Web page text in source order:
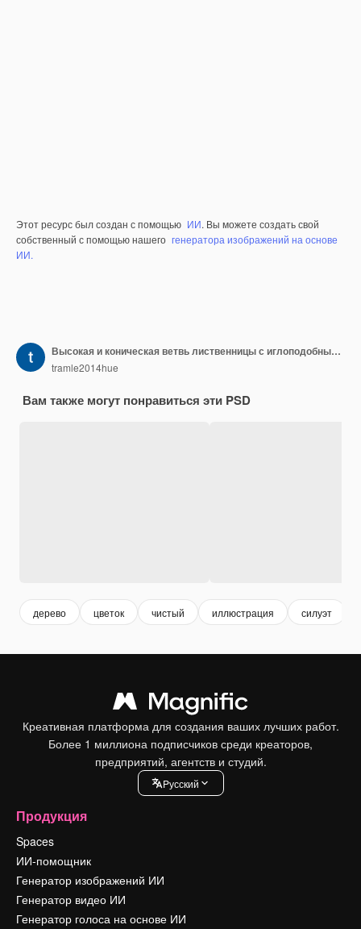
Этот ресурс был создан с помощью ИИ. Вы можете создать свой
собственный с помощью нашего генератора изображений на основе
ИИ.
Высокая и коническая ветвь лиственницы с иглоподобными листьями Небольшая изолированная ветвь дерева на чистом BG
tramle2014hue
Вам также могут понравиться эти PSD
дерево цветок чистый иллюстрация силуэт
Креативная платформа для создания ваших лучших работ.
Более 1 миллиона подписчиков среди креаторов,
предприятий, агентств и студий.
Pусский
Продукция
Spaces
ИИ-помощник
Генератор изображений ИИ
Генератор видео ИИ
Генератор голоса на основе ИИ